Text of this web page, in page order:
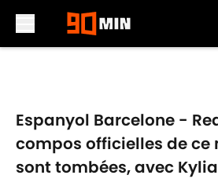
Espanyol Barcelone -
compos officielles de ce
sont tombées, avec